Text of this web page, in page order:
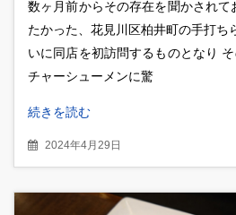
数ヶ月前からその存在を聞かされ
たかった、花見川区柏井町の手打ち
いに同店を初訪問するものとなり
チャーシューメンに驚
続きを読む
2024年4月29日